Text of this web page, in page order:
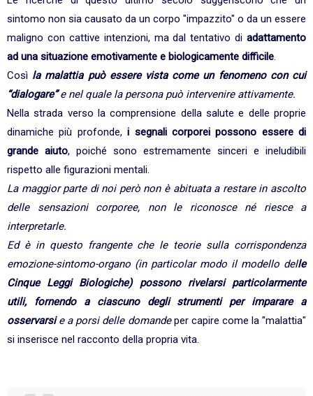
sintomo non sia causato da un corpo "impazzito" o da un essere
maligno con cattive intenzioni, ma dal tentativo di adattamento
ad una situazione emotivamente e biologicamente difficile.
Così la malattia può essere vista come un fenomeno con cui
“dialogare”e nel quale la persona può intervenire attivamente.
Nella strada verso la comprensione della salute e delle proprie
dinamiche più profonde,i segnali corporei possono essere di
grande aiuto, poiché sono estremamente sinceri e ineludibili
rispetto alle figurazioni mentali.
La maggior parte di noi però non è abituata a restare in ascolto
delle sensazioni corporee, non le riconosce né riesce a
interpretarle.
Ed è in questo frangente che le teorie sulla corrispondenza
emozione-sintomo-organo (in particolar modo il modello delle
Cinque Leggi Biologiche) possono rivelarsi particolarmente
utili, fornendo a ciascuno degli strumenti per imparare a
osservarsie a porsi delle domandeper capire come la "malattia"
si inserisce nel racconto della propria vita.